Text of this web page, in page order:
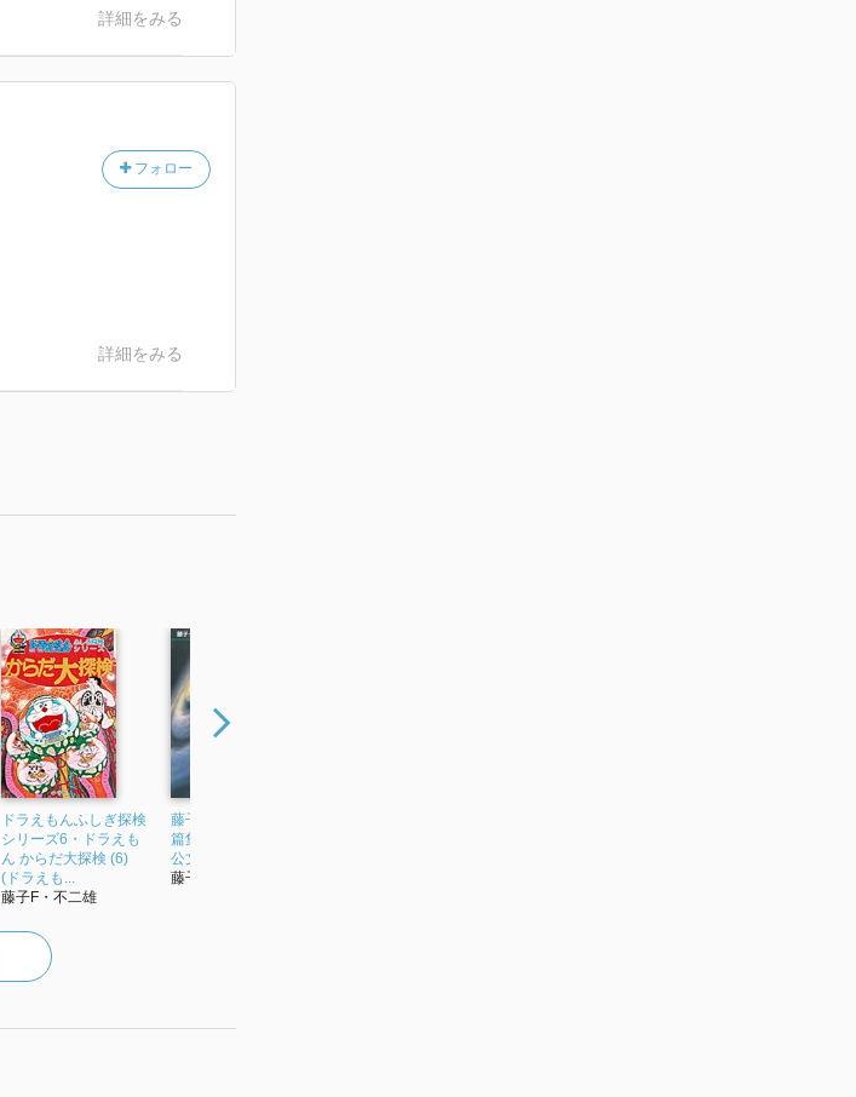
詳細をみる
フォロー
詳細をみる
ドラえもんふしぎ探検
シリーズ6・ドラえも
ん からだ大探検 (6)
(ドラえも...
藤子F・不二雄
藤子・F・不二雄SF短
篇集 4 ぼくは神様 (中
公文庫コミック版)
藤子F・不二雄